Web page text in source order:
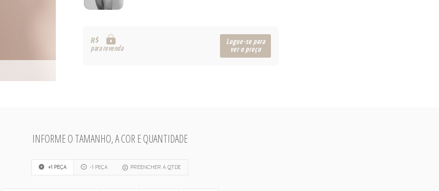
R$
para revenda
Logue-se para
ver o preço
INFORME O TAMANHO, A COR E QUANTIDADE
+1 PEÇA -1 PEÇA PREENCHER A QTDE